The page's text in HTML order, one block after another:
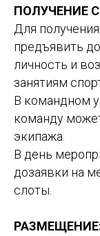
ПОЛУЧЕНИЕ
Для
предъявить
личность и
занятиям
В командном
команду
экипажа.
В день
дозаявки на
слоты.